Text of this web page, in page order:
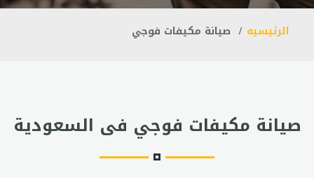
الرئيسيه صيانة مكيفات فوجي
صيانة مكيفات فوجي فى السعودية